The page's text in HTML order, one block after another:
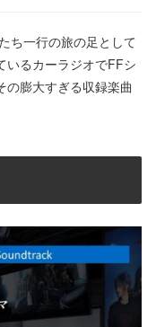
ち一行の旅の足として
いるカーラジオでFFシ
の膨大すぎる収録楽曲